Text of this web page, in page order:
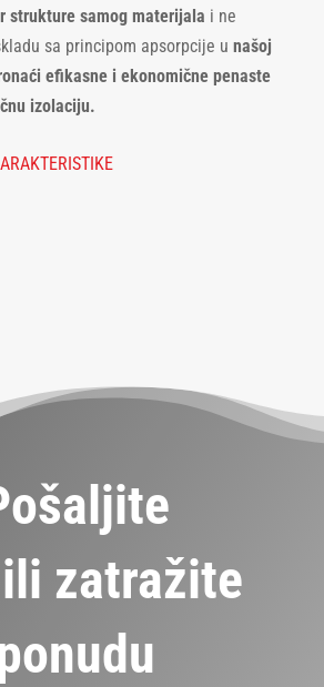
strukture samog materijala i ne
sa principom apsorpcije u našoj
efikasne i ekonomične penaste
izolaciju.
zatražite